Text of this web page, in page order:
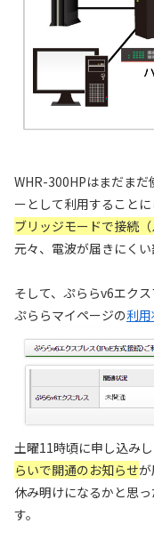
WHR-300HPはまだまだ
ーとして利用することに
ブリッジモードで接続（
元々、電波が届きにく
そして、ぷららv6エク
ぷららマイページの利
土曜11時頃に申し込みし
らいで開通のお知らせが
休み明けになるかと思
す。